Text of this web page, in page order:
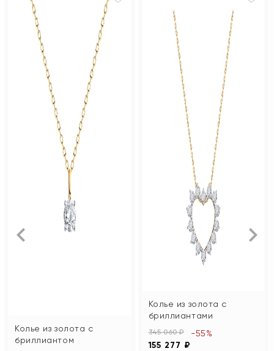
Колье из золота с
бриллиантом
Колье из золота с
бриллиантами
345 060 ₽
155 277 ₽
-55%